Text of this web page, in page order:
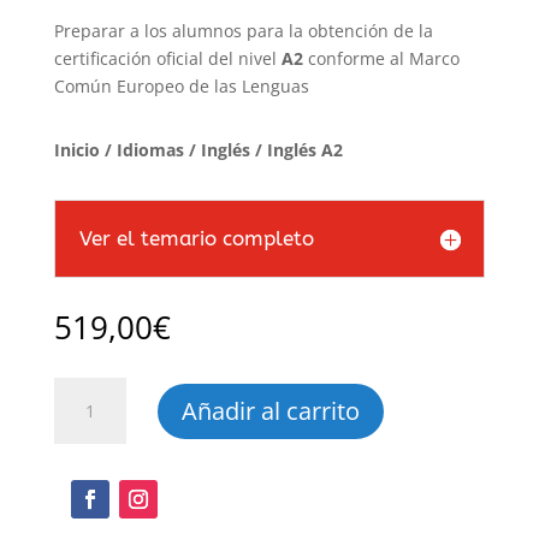
Preparar a los alumnos para la obtención de la
certificación oficial del nivel A2conforme al Marco
Común Europeo de las Lenguas
Inicio / Idiomas/ Inglés/ Inglés A2
Ver el temario completo
519,00€
Añadir al carrito